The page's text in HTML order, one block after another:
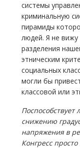
системы
криминальную
пирамиды
людей. Я не
разделения
этническим
социальных
могли бы
классовой или
снижению
напряжения в
Конгресс